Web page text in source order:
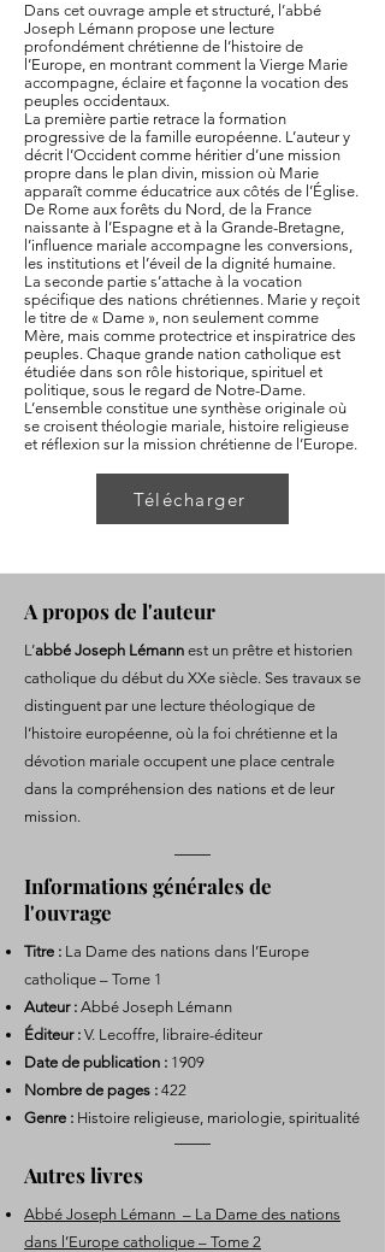
Dans cet ouvrage ample et structuré, l’abbé
Joseph Lémann propose une lecture
profondément chrétienne de l’histoire de
l’Europe, en montrant comment la Vierge Marie
accompagne, éclaire et façonne la vocation des
peuples occidentaux.
La première partie retrace la formation
progressive de la famille européenne. L’auteur y
décrit l’Occident comme héritier d’une mission
propre dans le plan divin, mission où Marie
apparaît comme éducatrice aux côtés de l’Église.
De Rome aux forêts du Nord, de la France
naissante à l’Espagne et à la Grande-Bretagne,
l’influence mariale accompagne les conversions,
les institutions et l’éveil de la dignité humaine.
La seconde partie s’attache à la vocation
spécifique des nations chrétiennes. Marie y reçoit
le titre de « Dame », non seulement comme
Mère, mais comme protectrice et inspiratrice des
peuples. Chaque grande nation catholique est
étudiée dans son rôle historique, spirituel et
politique, sous le regard de Notre-Dame.
L’ensemble constitue une synthèse originale où
se croisent théologie mariale, histoire religieuse
et réflexion sur la mission chrétienne de l’Europe.
Télécharger
A propos de l'auteur
L’abbé Joseph Lémann est un prêtre et historien
catholique du début du XXe siècle. Ses travaux se
distinguent par une lecture théologique de
l’histoire européenne, où la foi chrétienne et la
dévotion mariale occupent une place centrale
dans la compréhension des nations et de leur
mission.
Informations générales de
l'ouvrage
Titre : La Dame des nations dans l’Europe
catholique – Tome 1
Auteur : Abbé Joseph Lémann
Éditeur : V. Lecoffre, libraire-éditeur
Date de publication : 1909
Nombre de pages : 422
Genre : Histoire religieuse, mariologie, spiritualité
Autres livres
Abbé Joseph Lémann – La Dame des nations
dans l’Europe catholique – Tome 2